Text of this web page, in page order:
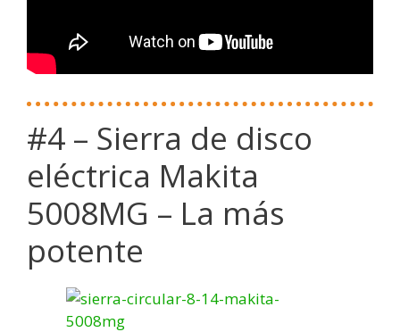
#4 – Sierra de disco
eléctrica Makita
5008MG – La más
potente